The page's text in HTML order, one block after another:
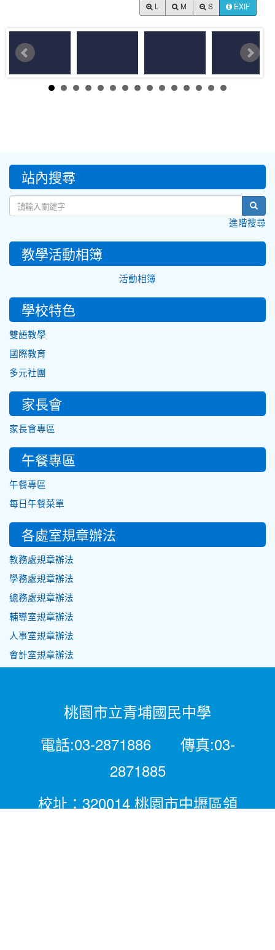
M S EXIF
::: 站內搜尋
進階搜尋
教學活動相簿
活動相簿
學校特色
雙語教學
國際教育
多元社團
家長會
家長會專區
午餐專區
午餐專區
每日午餐菜單
各處室規章辦法
教務處規章辦法
學務處規章辦法
總務處規章辦法
輔導室規章辦法
人事室規章辦法
會計室規章辦法
桃園市立青埔國民中學
電話:03-2871886 傳真:03-
2871885
校址：320014 桃園市中壢區領